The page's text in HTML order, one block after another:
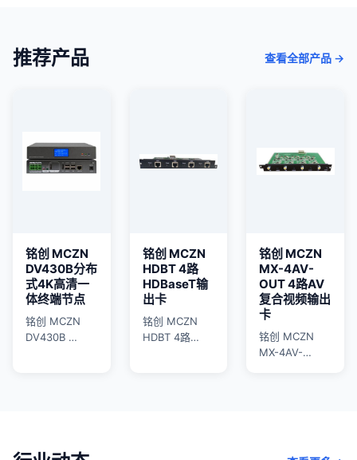
推荐产品 查看全部产品 →
铭创 MCZN
DV430B分布
式4K高清一
体终端节点
铭创 MCZN
DV430B …
铭创 MCZN
HDBT 4路
HDBaseT输
出卡
铭创 MCZN
HDBT 4路…
铭创 MCZN
MX-4AV-
OUT 4路AV
复合视频输出
卡
铭创 MCZN
MX-4AV-…